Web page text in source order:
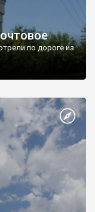
по дороге из